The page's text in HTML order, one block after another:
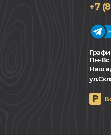
+7
Пн-Вс
Наш